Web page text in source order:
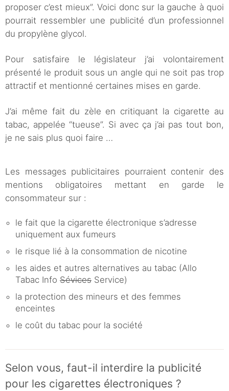
proposer c’est mieux”. Voici donc sur la gauche à quoi
pourrait ressembler une publicité d’un professionnel
du propylène glycol.
Pour satisfaire le législateur j’ai volontairement
présenté le produit sous un angle qui ne soit pas trop
attractif et mentionné certaines mises en garde.
J’ai même fait du zèle en critiquant la cigarette au
tabac, appelée “tueuse”. Si avec ça j’ai pas tout bon,
je ne sais plus quoi faire …
Les messages publicitaires pourraient contenir des
mentions obligatoires mettant en garde le
consommateur sur :
le fait que la cigarette électronique s’adresse
uniquement aux fumeurs
le risque lié à la consommation de nicotine
les aides et autres alternatives au tabac (Allo
Tabac Info Sévices Service)
la protection des mineurs et des femmes
enceintes
le coût du tabac pour la société
Selon vous, faut-il interdire la publicité
pour les cigarettes électroniques ?